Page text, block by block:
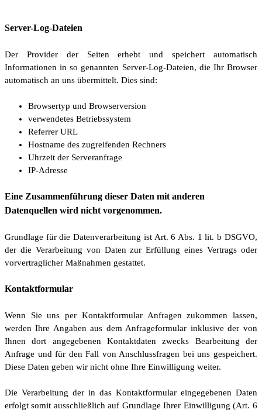
Server-Log-Dateien
Der Provider der Seiten erhebt und speichert automatisch
Informationen in so genannten Server-Log-Dateien, die Ihr Browser
automatisch an uns übermittelt. Dies sind:
Browsertyp und Browserversion
verwendetes Betriebssystem
Referrer URL
Hostname des zugreifenden Rechners
Uhrzeit der Serveranfrage
IP-Adresse
Eine Zusammenführung dieser Daten mit anderen
Datenquellen wird nicht vorgenommen.
Grundlage für die Datenverarbeitung ist Art. 6 Abs. 1 lit. b DSGVO,
der die Verarbeitung von Daten zur Erfüllung eines Vertrags oder
vorvertraglicher Maßnahmen gestattet.
Kontaktformular
Wenn Sie uns per Kontaktformular Anfragen zukommen lassen,
werden Ihre Angaben aus dem Anfrageformular inklusive der von
Ihnen dort angegebenen Kontaktdaten zwecks Bearbeitung der
Anfrage und für den Fall von Anschlussfragen bei uns gespeichert.
Diese Daten geben wir nicht ohne Ihre Einwilligung weiter.
Die Verarbeitung der in das Kontaktformular eingegebenen Daten
erfolgt somit ausschließlich auf Grundlage Ihrer Einwilligung (Art. 6